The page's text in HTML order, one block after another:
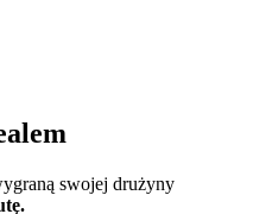
swojej drużyny